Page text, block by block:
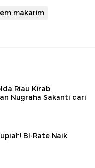
makarim
Riau Kirab
Nugraha Sakanti dari
BI-Rate Naik